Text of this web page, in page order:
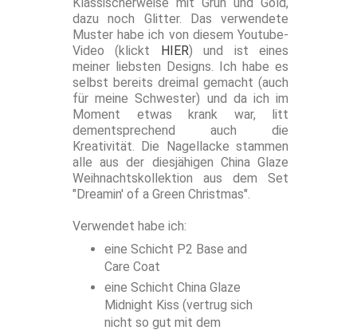
dazu noch Glitter. Das verwendete
Muster habe ich von diesem Youtube-
Video (klickt HIER) und ist eines
meiner liebsten Designs. Ich habe es
selbst bereits dreimal gemacht (auch
für meine Schwester) und da ich im
Moment etwas krank war, litt
dementsprechend auch die
Kreativität. Die Nagellacke stammen
alle aus der diesjähigen China Glaze
Weihnachtskollektion aus dem Set
"Dreamin' of a Green Christmas".
Verwendet habe ich:
eine Schicht P2 Base and
Care Coat
eine Schicht China Glaze
Midnight Kiss (vertrug sich
nicht so gut mit dem